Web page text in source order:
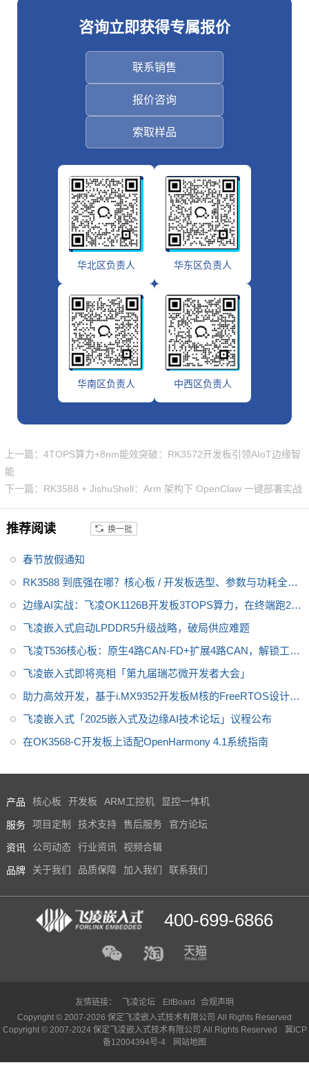
咨询立即获得专属报价
联系销售
报价咨询
索取样品
华北区负责人 华东区负责人
华南区负责人 中西区负责人
上一篇：4TOPS算力+8nm能效突破：RK3572开发板引领AIoT边缘智
能
下一篇：RK3588 + JishuShell：Arm 架构下 OpenClaw 一键部署实战
推荐阅读 换一批
春节放假通知
RK3588 到底强在哪？核心板 / 开发板选型、参数与功耗全梳
理
边缘AI实战：飞凌OK1126B开发板3TOPS算力，在终端跑2B
大模型是什么体验？
飞凌嵌入式启动LPDDR5升级战略，破局供应难题
飞凌T536核心板：原生4路CAN-FD+扩展4路CAN，解锁工业
8通道通信
飞凌嵌入式即将亮相「第九届瑞芯微开发者大会」
助力高效开发，基于i.MX9352开发板M核的FreeRTOS设计例
程
飞凌嵌入式「2025嵌入式及边缘AI技术论坛」议程公布
在OK3568-C开发板上适配OpenHarmony 4.1系统指南
产品 核心板 开发板 ARM工控机 显控一体机
服务 项目定制 技术支持 售后服务 官方论坛
资讯 公司动态 行业资讯 视频合辑
品牌 关于我们 品质保障 加入我们 联系我们
400-699-6866
友情链接： 飞凌论坛 ElfBoard
合规声明
Copyright © 2007-2026 保定飞凌嵌入式技术有限公司 All Rights Reserved
Copyright © 2007-2024 保定飞凌嵌入式技术有限公司 All Rights Reserved
冀ICP
备12004394号-4
网站地图